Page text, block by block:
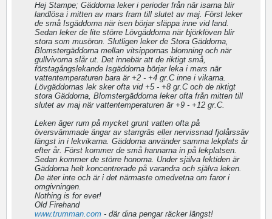
Hej Stampe; Gäddorna leker i perioder från när isarna blir
landlösa i mitten av mars fram till slutet av maj. Först leker
de små Isgäddorna när isen börjar släppa inne vid land.
Sedan leker de lite större Lövgäddorna när björklöven blir
stora som musöron. Slutligen leker de Stora Gäddorna,
Blomstergäddorna mellan vitsippornas blomning och när
gullvivorna slår ut. Det innebär att de riktigt små,
förstagångslekande Isgäddorna börjar leka i mars när
vattentemperaturen bara är +2 - +4 gr.C inne i vikarna.
Lövgäddornas lek sker ofta vid +5 - +8 gr.C och de riktigt
stora Gäddorna, Blomstergäddorna leker ofta från mitten till
slutet av maj när vattentemperaturen är +9 - +12 gr.C.
Leken äger rum på mycket grunt vatten ofta på
översvämmade ängar av starrgräs eller nervissnad fjolårssäv
längst in i lekvikarna. Gäddorna använder samma lekplats år
efter år. Först kommer de små hannarna in på lekplatsen.
Sedan kommer de större honorna. Under själva lektiden är
Gäddorna helt koncentrerade på varandra och själva leken.
De äter inte och är i det närmaste omedvetna om faror i
omgivningen.
Nothing is for ever!
Old Firehand
www.trumman.com - där dina pengar räcker längst!